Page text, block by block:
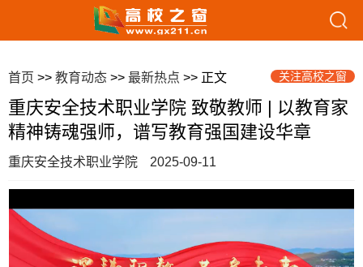
首页 >> 教育动态 >> 最新热点 >> 正文 关注高校之窗
重庆安全技术职业学院 致敬教师 | 以教育家
精神铸魂强师，谱写教育强国建设华章
重庆安全技术职业学院 2025-09-11